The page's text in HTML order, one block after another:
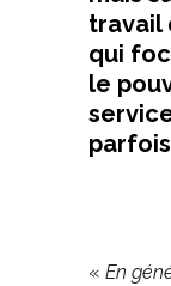
travail
qui
le
« En